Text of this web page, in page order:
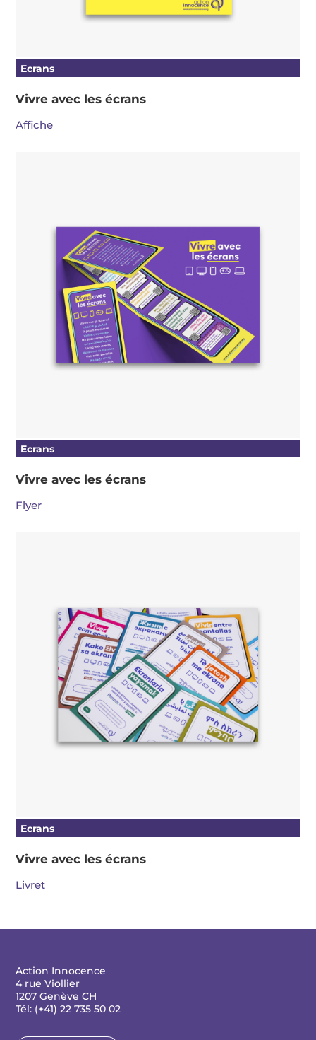
Vivre avec les écrans
Affiche
Ecrans
Vivre avec les écrans
Flyer
Ecrans
Vivre avec les écrans
Livret
Ecrans
Action Innocence
4 rue Viollier
1207 Genève CH
Tél: (+41) 22 735 50 02